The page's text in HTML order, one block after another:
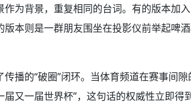
为背景，重复相同的台词。有的版本加
本则是一群朋友围坐在投影仪前举起啤
播的“破圈”闭环。当体育频道在赛事间
又一届世界杯”，这句话的权威性立即得